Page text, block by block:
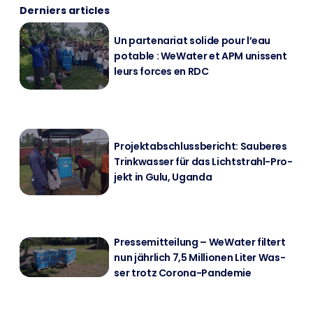
Derniers articles
Un par­ten­ari­at so­li­de pour l’eau
pota­ble : We­Wa­ter et APM unis­sent
leurs forces en RDC
Pro­jekt­ab­schluss­be­richt: Sau­be­res
Trink­was­ser für das Licht­strahl-Pro­
jekt in Gulu, Ugan­da
Pres­se­mit­tei­lung – We­Wa­ter fil­tert
nun jähr­lich 7,5 Mil­lio­nen Li­ter Was­
ser trotz Co­ro­na-Pan­de­mie